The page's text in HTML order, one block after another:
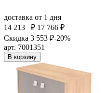
доставка от 1 дня
14 213
₽ 17 766 ₽
Скидка 3 553 ₽-20%
арт. 7001351
В корзину